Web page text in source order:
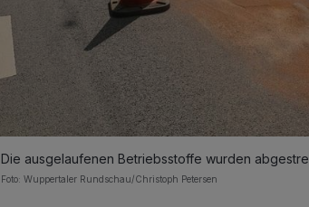
Die ausgelaufenen Betriebsstoffe wurden
Foto: Wuppertaler Rundschau/Christoph Petersen